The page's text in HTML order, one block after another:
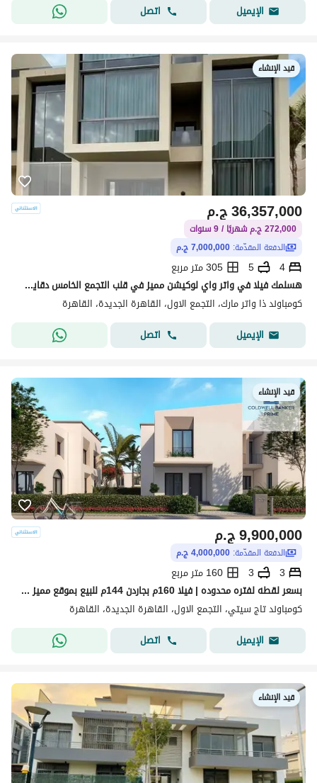
الإيميل
اتصل
قيد الإنشاء
ج.م36,357,000
272,000 ج.م شهريًا / 9 سنوات
الدفعة المقدّمة: 7,000,000 ج.م
4
5
305 متر مربع
هسلمك فيلا في واتر واي لوكيشن مميز في قلب التجمع الخامس دقايق من شارع التسعين الجنوبي وقريب من الجامعه الامريكيه بمقدم 7 مليون
كومباوند ذا واتر مارك، التجمع الاول، القاهرة الجديدة، القاهرة
الإيميل
اتصل
قيد الإنشاء
ج.م9,900,000
الدفعة المقدّمة: 4,000,000 ج.م
3
3
160 متر مربع
بسعر لقطه لفتره محدوده | فيلا 160م بجاردن 144م للبيع بموقع مميز جدا داخل أوريجامي - تاج سيتي- القاهره الجديده- التجمع الخامس - 3 غرف
كومباوند تاج سيتي، التجمع الاول، القاهرة الجديدة، القاهرة
الإيميل
اتصل
قيد الإنشاء